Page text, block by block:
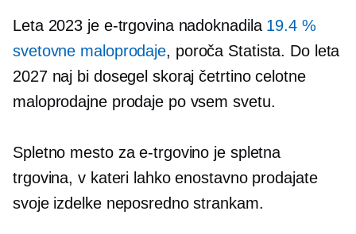
Leta 2023 je e-trgovina nadoknadila 19.4 %
svetovne maloprodaje, poroča Statista. Do leta
2027 naj bi dosegel skoraj četrtino celotne
maloprodajne prodaje po vsem svetu.
Spletno mesto za e-trgovino je spletna
trgovina, v kateri lahko enostavno prodajate
svoje izdelke neposredno strankam.